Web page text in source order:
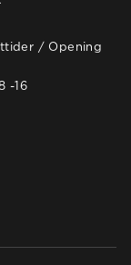
/ Opening
-16